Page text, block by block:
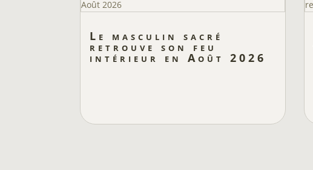
Le masculin sacré
retrouve son feu
intérieur en Août 2026